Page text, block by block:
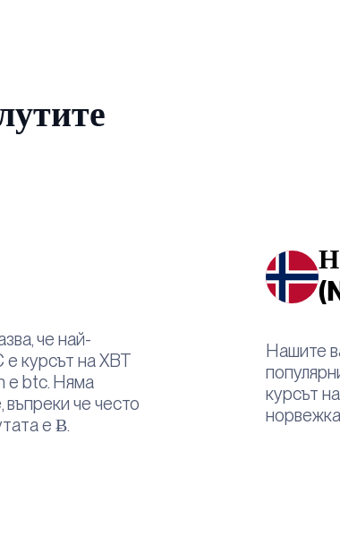
че най-
курсът на XBT
е btc. Няма
че често
е Ƀ.
Нашите
курсът